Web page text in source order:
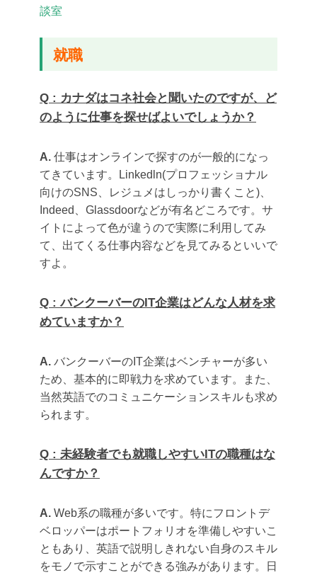
談室
就職
Q : カナダはコネ社会と聞いたのですが、ど
のように仕事を探せばよいでしょうか？
A. 仕事はオンラインで探すのが一般的になっ
てきています。Linkedln(プロフェッショナル
向けのSNS、レジュメはしっかり書くこと)、
Indeed、Glassdoorなどが有名どころです。サ
イトによって色が違うので実際に利用してみ
て、出てくる仕事内容などを見てみるといいで
すよ。
Q : バンクーバーのIT企業はどんな人材を求
めていますか？
A. バンクーバーのIT企業はベンチャーが多い
ため、基本的に即戦力を求めています。また、
当然英語でのコミュニケーションスキルも求め
られます。
Q : 未経験者でも就職しやすいITの職種はな
んですか？
A. Web系の職種が多いです。特にフロントデ
ベロッパーはポートフォリオを準備しやすいこ
ともあり、英語で説明しきれない自身のスキル
をモノで示すことができる強みがあります。日